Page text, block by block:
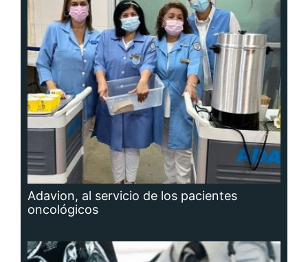
Adavion, al servicio de los pacientes
oncológicos